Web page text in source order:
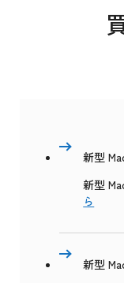
新型
新型
ら
新型